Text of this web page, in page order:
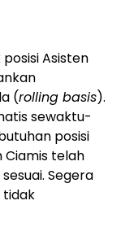
Asisten
(rolling basis).
sewaktu-
posisi
Ciamis telah
Segera
tidak